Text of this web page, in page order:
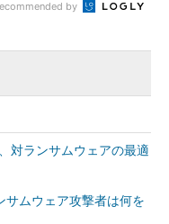
by
対ランサムウェアの最適
ムウェア攻撃者は何を